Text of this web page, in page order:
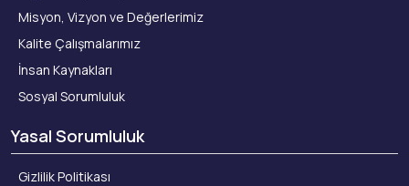
Misyon, Vizyon ve Değerlerimiz
Kalite Çalışmalarımız
İnsan Kaynakları
Sosyal Sorumluluk
Yasal Sorumluluk
Gizlilik Politikası